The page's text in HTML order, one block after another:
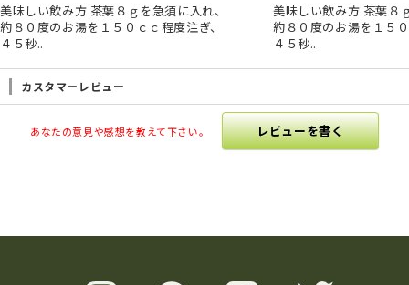
美味しい飲み方 茶葉８ｇを急須に入れ、
約８０度のお湯を１５０ｃｃ程度注ぎ、
４５秒..
美味しい飲み方 茶葉８
約８０度のお湯を１５
４５秒..
カスタマーレビュー
あなたの意見や感想を教えて下さい。 レビューを書く